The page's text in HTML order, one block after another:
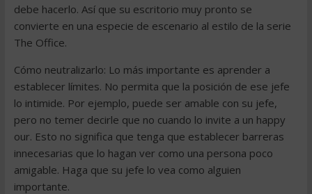
debe hacerlo. Así que su escritorio muy pronto se
convierte en una especie de escenario al estilo de la serie
The Office.
Cómo neutralizarlo: Lo más importante es aprender a
establecer límites. No permita que la posición de ese jefe
lo intimide. Por ejemplo, puede ser amable con su jefe,
pero no temer decirle que no cuando lo invite a un happy
our. Esto no significa que tenga que establecer barreras
innecesarias que lo hagan ver como una persona poco
amigable. Haga que su jefe lo vea como alguien
importante.